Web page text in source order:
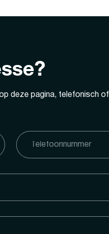
deze pagina, telefonisch of